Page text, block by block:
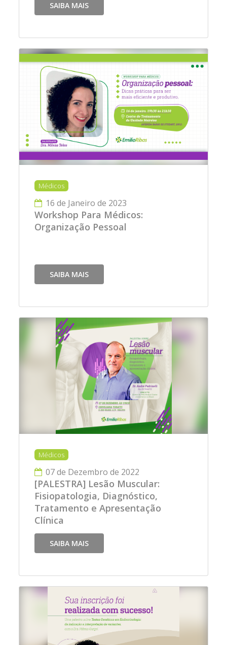
SAIBA MAIS
Médicos
16 de Janeiro de 2023
Workshop Para Médicos:
Organização Pessoal
SAIBA MAIS
Médicos
07 de Dezembro de 2022
[PALESTRA] Lesão Muscular:
Fisiopatologia, Diagnóstico,
Tratamento e Apresentação
Clínica
SAIBA MAIS